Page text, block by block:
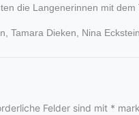
die Langenerinnen mit
Tamara Dieken, Nina
Felder sind mit *